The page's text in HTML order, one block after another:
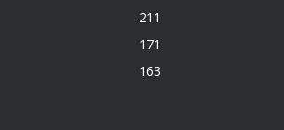
211
171
163